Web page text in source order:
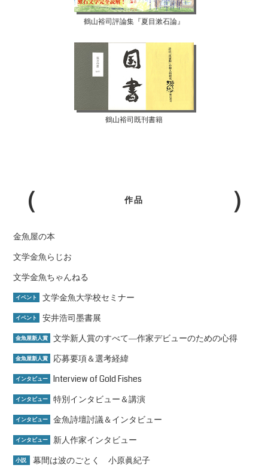
鶴山裕司評論集『夏目漱石論』
鶴山裕司既刊書籍
作品
金魚屋の本
文学金魚らじお
文学金魚ちゃんねる
イベント 文学金魚大学校セミナー
イベント 安井浩司墨書展
金魚屋新人賞 文学新人賞のすべて―作家デビューのための心得
金魚屋新人賞 応募要項＆選考経緯
インタビュー Interview of Gold Fishes
インタビュー 特別インタビュー＆講演
インタビュー 金魚詩壇討議＆インタビュー
インタビュー 新人作家インタビュー
小説 幕間は波のごとく 小原眞紀子